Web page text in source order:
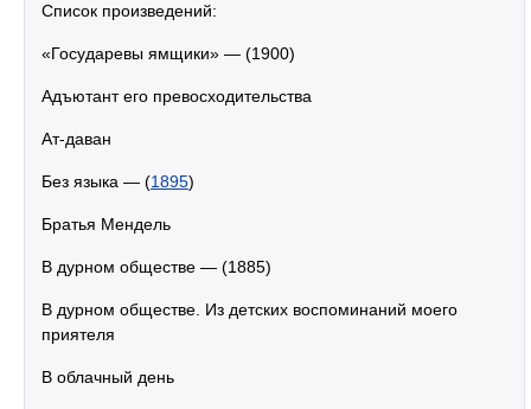
Список произведений:
«Государевы ямщики» — (1900)
Адъютант его превосходительства
Ат-даван
Без языка — (1895)
Братья Мендель
В дурном обществе — (1885)
В дурном обществе. Из детских воспоминаний моего
приятеля
В облачный день